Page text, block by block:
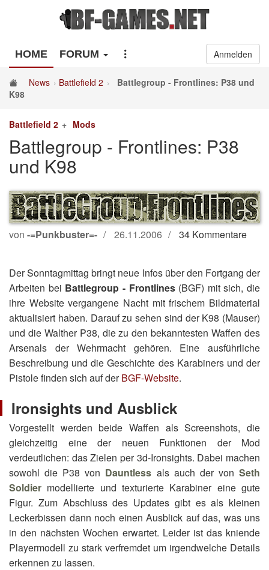
HOME FORUM Anmelden
News Battlefield 2
Battlegroup - Frontlines: P38 und
K98
Battlefield 2 Mods
Battlegroup - Frontlines: P38
und K98
von -=Punkbuster=- 26.11.2006 34 Kommentare
Der Sonntagmittag bringt neue Infos über den Fortgang der
Arbeiten bei Battlegroup - Frontlines(BGF) mit sich, die
ihre Website vergangene Nacht mit frischem Bildmaterial
aktualisiert haben. Darauf zu sehen sind der K98 (Mauser)
und die Walther P38, die zu den bekanntesten Waffen des
Arsenals der Wehrmacht gehören. Eine ausführliche
Beschreibung und die Geschichte des Karabiners und der
Pistole finden sich auf derBGF-Website.
Ironsights und Ausblick
Vorgestellt werden beide Waffen als Screenshots, die
gleichzeitig eine der neuen Funktionen der Mod
verdeutlichen: das Zielen per 3d-Ironsights. Dabei machen
sowohl die P38 von Dauntless als auch der vonSeth
Soldier modellierte und texturierte Karabiner eine gute
Figur. Zum Abschluss des Updates gibt es als kleinen
Leckerbissen dann noch einen Ausblick auf das, was uns
in den nächsten Wochen erwartet. Leider ist das kniende
Playermodell zu stark verfremdet um irgendwelche Details
erkennen zu lassen.